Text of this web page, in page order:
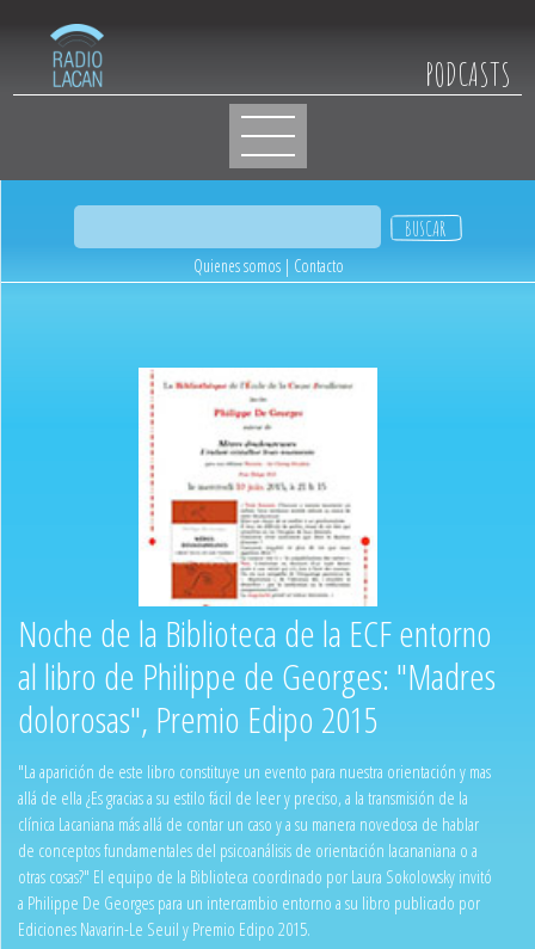
PODCASTS
Quienes somos| Contacto
Noche de la Biblioteca de la ECF entorno
al libro de Philippe de Georges: "Madres
dolorosas", Premio Edipo 2015
"La aparición de este libro constituye un evento para nuestra orientación y mas
allá de ella ¿Es gracias a su estilo fácil de leer y preciso, a la transmisión de la
clínica Lacaniana más allá de contar un caso y a su manera novedosa de hablar
de conceptos fundamentales del psicoanálisis de orientación lacananiana o a
otras cosas?" El equipo de la Biblioteca coordinado por Laura Sokolowsky invitó
a Philippe De Georges para un intercambio entorno a su libro publicado por
Ediciones Navarin-Le Seuil y Premio Edipo 2015.